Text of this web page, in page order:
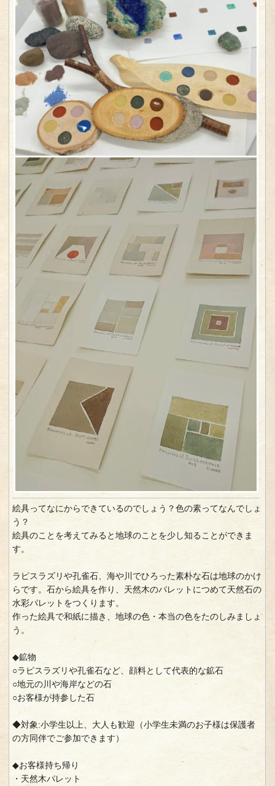
絵具ってなにからできているのでしょう？色の素ってなんでしょ
う？
絵具のことを考えてみると地球のことを少し知ることができま
す。
ラピスラズリや孔雀石、海や川でひろった素朴な石は地球のかけ
らです。石から絵具を作り、天然木のパレットにつめて天然石の
水彩パレットをつくります。
作った絵具で和紙に描き、地球の色・本当の色をたのしみましょ
う。
◆鉱物
○ラピスラズリや孔雀石など、顔料として代表的な鉱石
○地元の川や海岸などの石
○お客様が持参した石
◆対象:小学生以上、大人も歓迎（小学生未満のお子様は保護者
の方同伴でご参加できます）
◆お客様持ち帰り
・天然木パレット